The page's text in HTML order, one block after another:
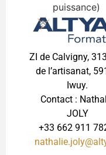
puissance)
ZI de Calvigny,
de l’artisanat,
Iwuy.
Contact :
JOLY
+33 662 911